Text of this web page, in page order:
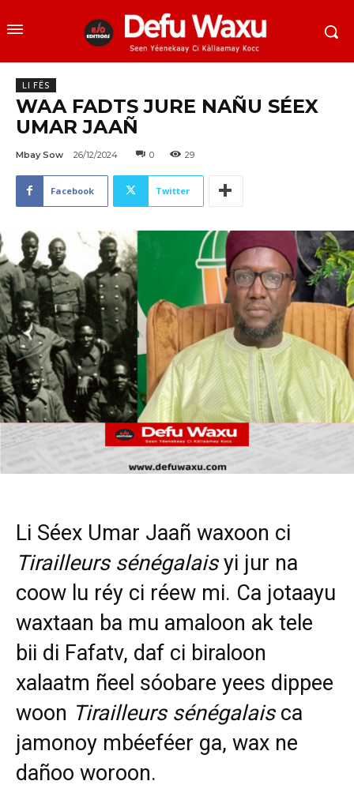
LI FËS
WAA FADTS JURE NAÑU SÉEX
UMAR JAAÑ
Mbay Sow 26/12/2024 0 29
Facebook Twitter
Li Séex Umar Jaañ waxoon ci
Tirailleurs sénégalaisyi jur na
coow lu réy ci réew mi. Ca jotaayu
waxtaan ba mu amaloon ak tele
bii di Fafatv, daf ci biraloon
xalaatm ñeel sóobare yees dippee
woon Tirailleurs sénégalaisca
jamonoy mbéeféer ga, wax ne
dañoo woroon.